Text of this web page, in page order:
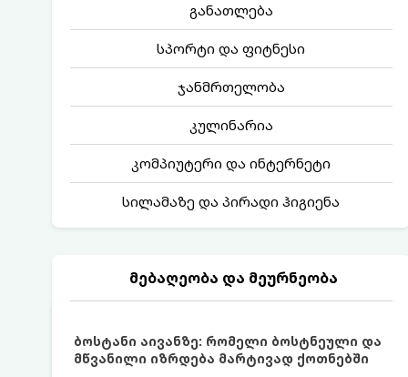
განათლება
სპორტი და ფიტნესი
ჯანმრთელობა
კულინარია
კომპიუტერი და ინტერნეტი
სილამაზე და პირადი ჰიგიენა
მებაღეობა და მეურნეობა
ბოსტანი აივანზე: რომელი ბოსტნეული და
მწვანილი იზრდება მარტივად ქოთნებში